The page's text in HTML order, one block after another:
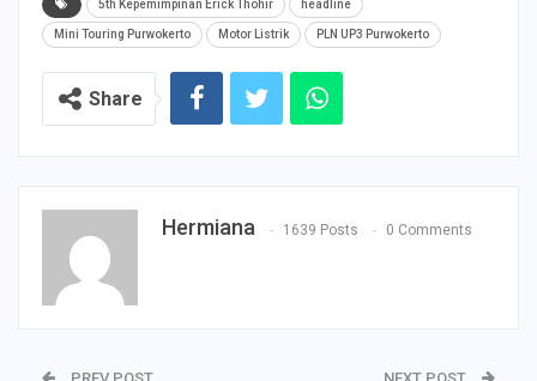
5th Kepemimpinan Erick Thohir headline
Mini Touring Purwokerto Motor Listrik PLN UP3 Purwokerto
Share
Hermiana 1639 Posts 0 Comments